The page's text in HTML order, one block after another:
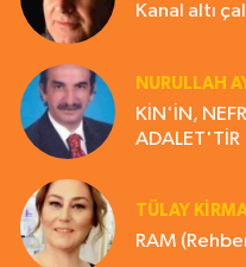
Kanal altı
NURULLAH
KİN'İN,
ADALET'TİR
TÜLAY